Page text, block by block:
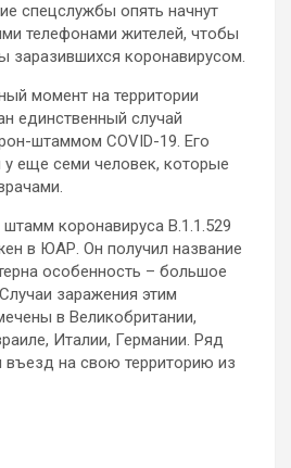
спецслужбы опять начнут
телефонами жителей, чтобы
заразившихся коронавирусом.
момент на территории
единственный случай
штаммом COVID-19. Его
у еще семи человек, которые
коронавируса B.1.1.529
в ЮАР. Он получил название
особенность – большое
заражения этим
в Великобритании,
Италии, Германии. Ряд
въезд на свою территорию из